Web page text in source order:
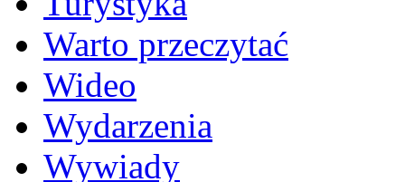
Warto przeczytać
Wideo
Wydarzenia
Wywiady